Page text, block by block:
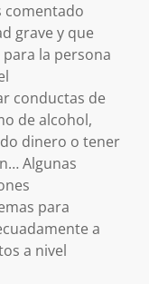
comentado
grave y que
la persona
conductas de
de alcohol,
dinero o tener
Algunas
para
a
a nivel